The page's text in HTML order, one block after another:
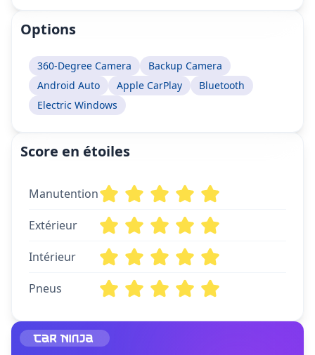
Options
360-Degree Camera
Backup Camera
Android Auto
Apple CarPlay
Bluetooth
Electric Windows
Score en étoiles
Manutention
Extérieur
Intérieur
Pneus